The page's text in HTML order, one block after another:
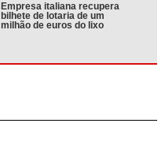
Empresa italiana recupera
bilhete de lotaria de um
milhão de euros do lixo